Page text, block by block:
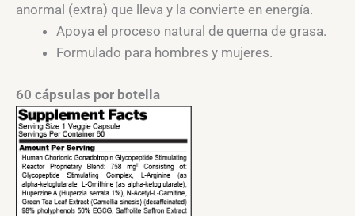
anormal (extra) que lleva y la convierte en energía.
Apoya el proceso natural de quema de grasa.
Formulado para hombres y mujeres.
60 cápsulas por botella